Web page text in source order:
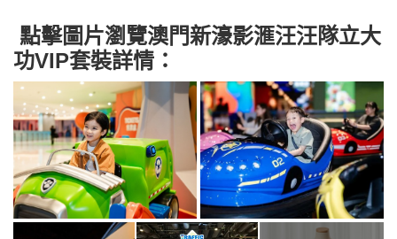
點擊圖片瀏覽澳門新濠影滙汪汪隊立大
功VIP套裝詳情：